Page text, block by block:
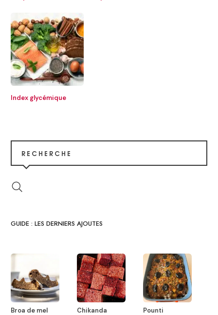
Index glycémique
RECHERCHE
GUIDE : LES DERNIERS AJOUTES
Broa de mel Chikanda Pounti